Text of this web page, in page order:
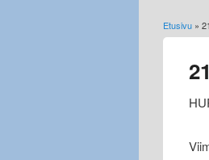
Olet
Etusivu »